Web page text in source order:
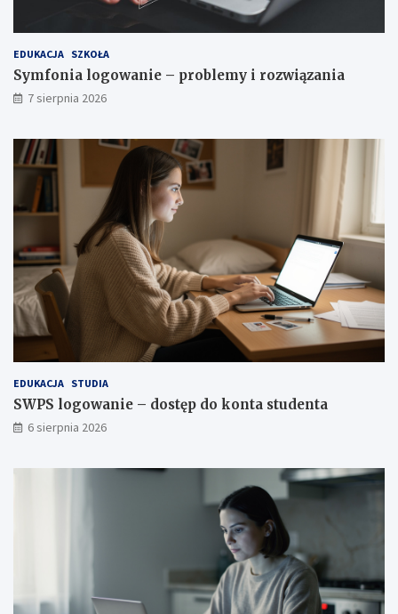
EDUKACJA SZKOŁA
Symfonia logowanie – problemy i rozwiązania
7 sierpnia 2026
EDUKACJA STUDIA
SWPS logowanie – dostęp do konta studenta
6 sierpnia 2026